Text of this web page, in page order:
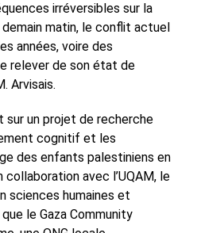
irréversibles sur la
matin, le conflit actuel
années, voire des
relever de son état de
Arvisais.
sur un projet de recherche
cognitif et les
des enfants palestiniens en
collaboration avec l’UQAM, le
sciences humaines et
le Gaza Community